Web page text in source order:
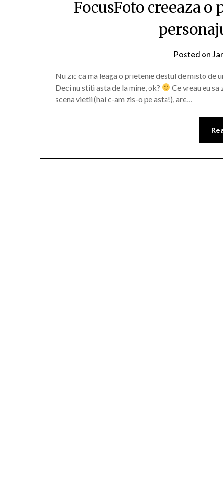
FocusFoto creeaza
Posted on
Nu zic ca ma leaga o prietenie destul de misto de
Deci nu stiti asta de la mine, ok?
Ce vreau eu
scena vietii (hai c-am zis-o pe asta!), are…